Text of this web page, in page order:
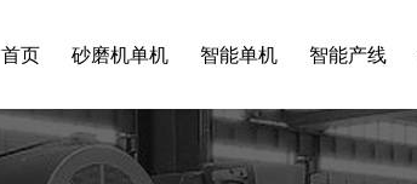
首页 砂磨机单机 智能单机 智能产线